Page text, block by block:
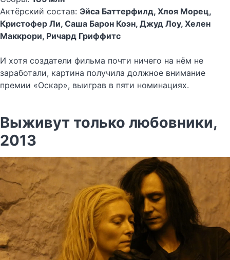
Актёрский состав: Эйса Баттерфилд, Хлоя Морец,
Кристофер Ли, Саша Барон Коэн, Джуд Лоу, Хелен
Маккрори, Ричард Гриффитс
И хотя создатели фильма почти ничего на нём не
заработали, картина получила должное внимание
премии «Оскар», выиграв в пяти номинациях.
Выживут только любовники,
2013